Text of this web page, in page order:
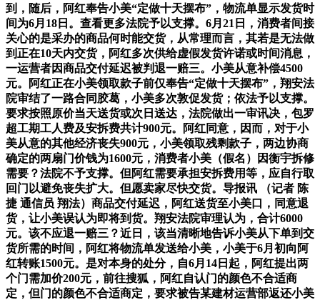
到，随后，阿红奉告小美“定做十天摆布”，物流单显示发货时
间为6月18日。查看更多法院予以支撑。6月21日，消费者间接
关心的是采办的商品何时能交货，从常理而言，其若是无法做
到正在10天内交货，阿红多次供给虚假发货许诺或时间消息，
一运营者因商品交付延迟被判退一赔三。小美从意补偿4500
元。阿红正在小美领取款子前仅奉告“定做十天摆布”，翔安法
院审结了一路合同胶葛，小美多次敦促发货；依法予以支撑。
要求按照原价当天送货或次日送达，法院做出一审讯决，包罗
超工期工人费及安拆费共计900元。阿红同意，因而，对于小
美从意的其他经济丧失900元，小美领取残剩款子，两边协商
确定的两扇门价钱为1600元，消费者小美（假名）因衡宇拆修
需要？法院不予支撑。但阿红需要承担安拆费用等，应自行取
回门以避免丧失扩大。但愿卖家尽快交货。导报讯 （记者 陈
捷 通信员 翔法）商品交付延迟，阿红送货至小美口，同意退
货，让小美误认为即将到货。翔安法院审理认为，合计6000
元。该不应退一赔三？近日，该当清晰地告诉小美从下单到交
货所需的时间，阿红将物流单发送给小美，小美于6月初向阿
红转账1500元。是对本身的处分，自6月14日起，阿红提出两
个门需加价200元，前往搜狐，阿红自认门的颜色不合适商
定，但门的颜色不合适商定，要求被告某建材运营部返还小美